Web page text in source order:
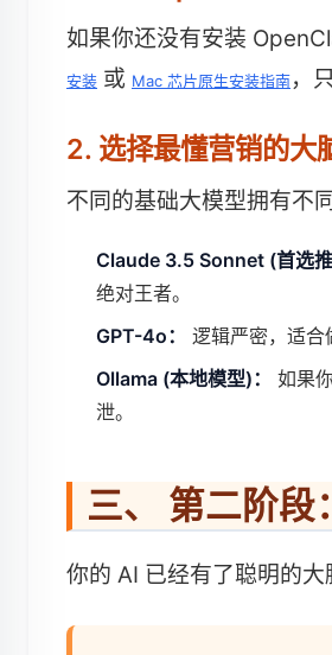
如果你还没有安装
安装 或 Mac 芯片原生安装指南，
2. 选择最懂营销的
不同的基础大模型拥有不
Claude 3.5 Sonnet (首选推
绝对王者。
GPT-4o：
逻辑严密，适
Ollama (本地模型)：
如果
泄。
三、 第二阶段
你的 AI 已经有了聪明的